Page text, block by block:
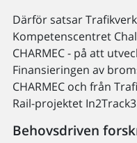
Därför satsar
Kompetenscentret
CHARMEC - på att
Finansieringen av
CHARMEC och från
Rail-projektet
Behovsdriven